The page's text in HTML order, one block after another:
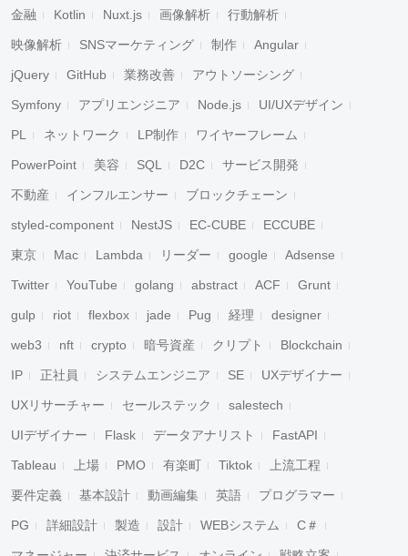
金融 Kotlin Nuxt.js 画像解析 行動解析
映像解析 SNSマーケティング 制作 Angular
jQuery GitHub 業務改善 アウトソーシング
Symfony アプリエンジニア Node.js UI/UXデザイン
PL ネットワーク LP制作 ワイヤーフレーム
PowerPoint 美容 SQL D2C サービス開発
不動産 インフルエンサー ブロックチェーン
styled-component NestJS EC-CUBE ECCUBE
東京 Mac Lambda リーダー google Adsense
Twitter YouTube golang abstract ACF Grunt
gulp riot flexbox jade Pug 経理 designer
web3 nft crypto 暗号資産 クリプト Blockchain
IP 正社員 システムエンジニア SE UXデザイナー
UXリサーチャー セールステック salestech
UIデザイナー Flask データアナリスト FastAPI
Tableau 上場 PMO 有楽町 Tiktok 上流工程
要件定義 基本設計 動画編集 英語 プログラマー
PG 詳細設計 製造 設計 WEBシステム C＃